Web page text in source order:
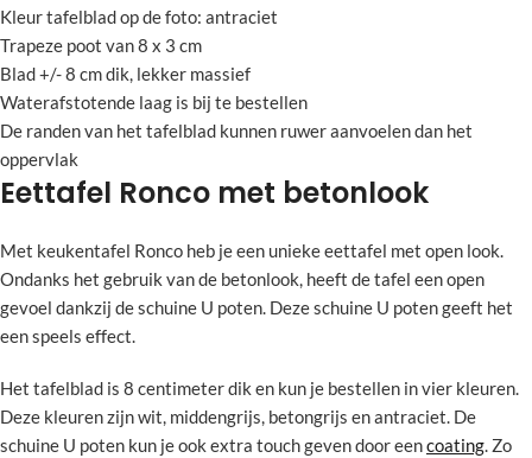
Kleur tafelblad op de foto: antraciet
Trapeze poot van 8 x 3 cm
Blad +/- 8 cm dik, lekker massief
Waterafstotende laag is bij te bestellen
De randen van het tafelblad kunnen ruwer aanvoelen dan het
oppervlak
Eettafel Ronco met betonlook
Met keukentafel Ronco heb je een unieke eettafel met open look.
Ondanks het gebruik van de betonlook, heeft de tafel een open
gevoel dankzij de schuine U poten. Deze schuine U poten geeft het
een speels effect.
Het tafelblad is 8 centimeter dik en kun je bestellen in vier kleuren.
Deze kleuren zijn wit, middengrijs, betongrijs en antraciet. De
schuine U poten kun je ook extra touch geven door eencoating. Zo